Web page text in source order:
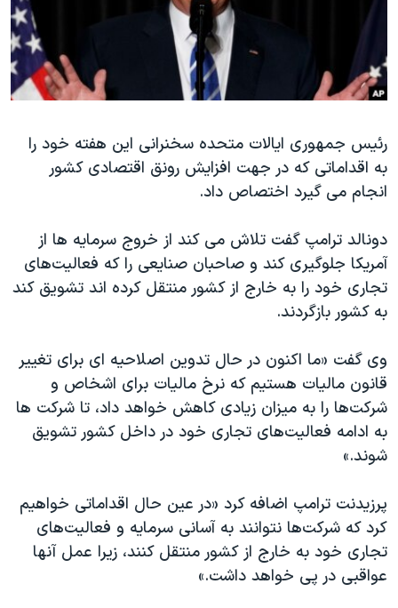
حقوق شهروندی
اقتصادی
اسرائیل در جنگ
گالری عکس
انتخابات ریاست جمهوری آمریکا ۲۰۲۴
حمله جمهوری اسلامی به اسرائیل
ورزش زنان در ایران
اعتراضات زن، زندگی، آزادی
تریبونال مردمی آبان ۹۸
دادگاه حمید نوری
چهل سال گروگان‌گیری
اعتراضات مردمی آبان ۹۸
اسرائیل در جنگ
نرگس محمدی برنده جایزه نوبل صلح
همایش محافظه‌کاران آمریکا «سی‌پک»
صفحه‌های ویژه
سفر پرزیدنت ترامپ به چین
دنبال کنید
زبانهای مختلف
رئیس جمهوری ایالات متحده سخنرانی این هفته خود را
به اقداماتی که در جهت افزایش رونق اقتصادی کشور
انجام می گیرد اختصاص داد.
دونالد ترامپ گفت تلاش می کند از خروج سرمایه ها از
آمریکا جلوگیری کند و صاحبان صنایعی را که فعالیت‌های
تجاری خود را به خارج از کشور منتقل کرده اند تشویق کند
به کشور بازگردند.
وی گفت «ما اکنون در حال تدوین اصلاحیه ای برای تغییر
قانون مالیات هستیم که نرخ مالیات برای اشخاص و
شرکت‌ها را به میزان زیادی کاهش خواهد داد، تا شرکت ها
به ادامه فعالیت‌های تجاری خود در داخل کشور تشویق
شوند.»
پرزیدنت ترامپ اضافه کرد «در عین حال اقداماتی خواهیم
کرد که شرکت‌ها نتوانند به آسانی سرمایه و فعالیت‌های
تجاری خود به خارج از کشور منتقل کنند، زیرا عمل آنها
عواقبی در پی خواهد داشت.»